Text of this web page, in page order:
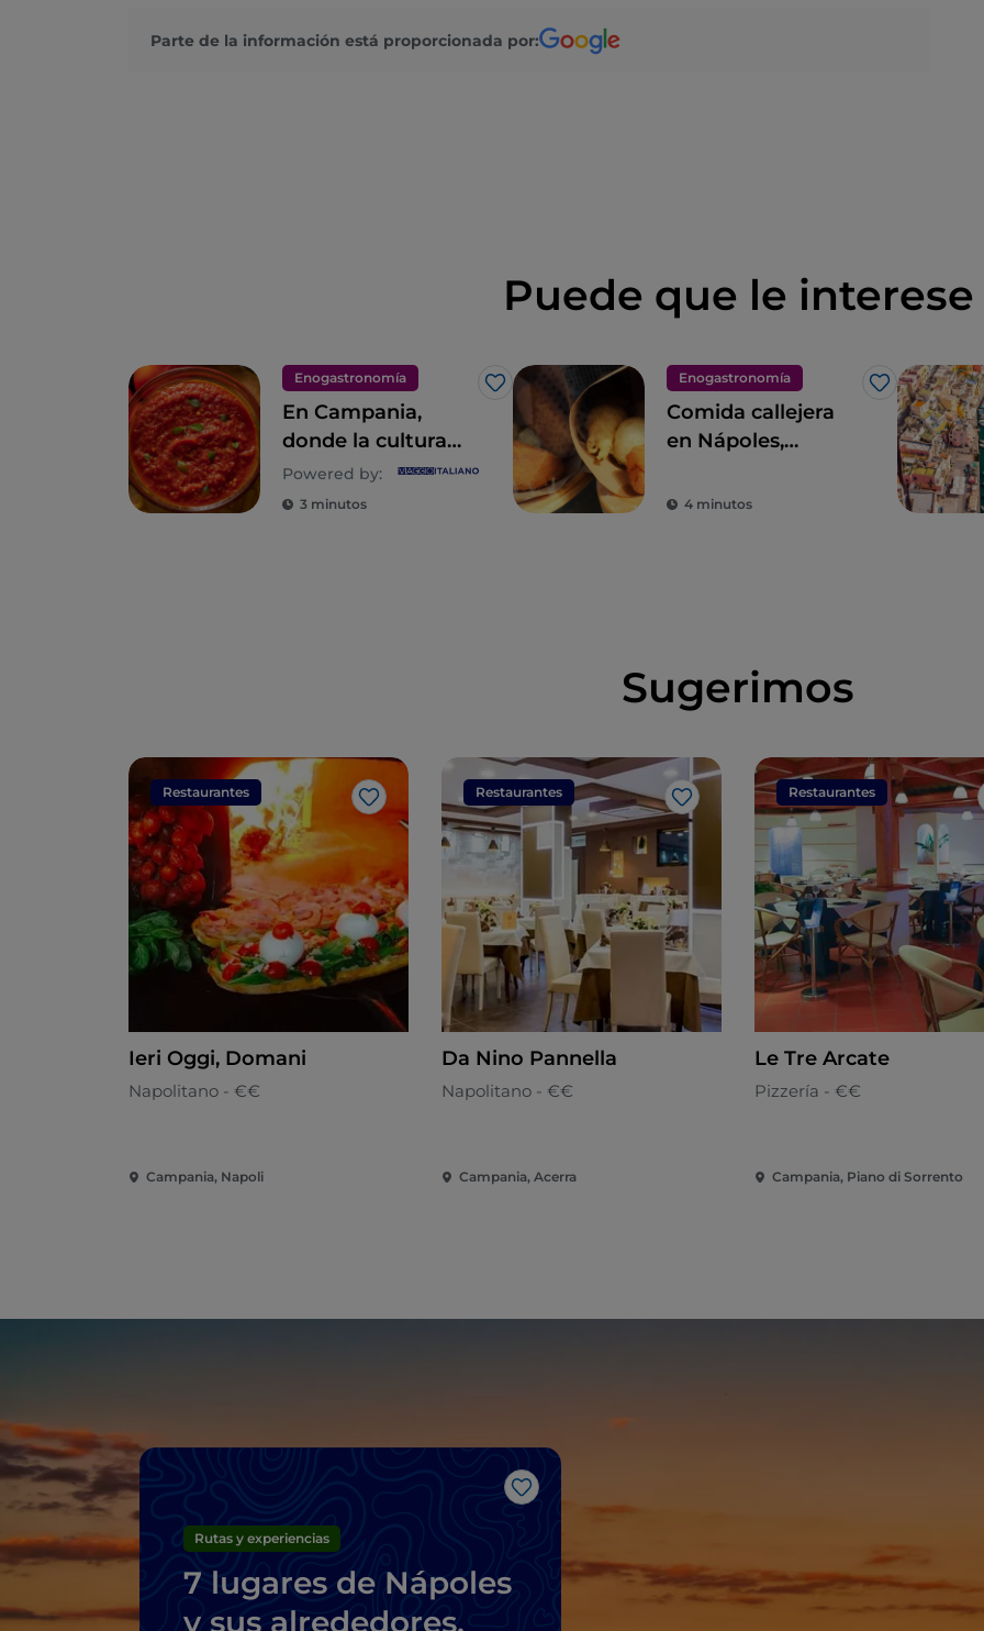
Parte de la información está proporcionada por:
Puede que le interese
Enogastronomía
Me gusta
En Campania,
donde la cultura
culinaria es un
estilo de vida
Powered by:
3 minutos
Enogastronomía
Me gusta
Comida callejera
en Nápoles,
las maravillas del
4 minutos
Sugerimos
Restaurantes
Me gusta
Ieri Oggi, Domani
Napolitano - €€
Campania, Napoli
Restaurantes
Me gusta
Da Nino Pannella
Napolitano - €€
Campania, Acerra
Restaurantes
Le Tre Arcate
Pizzería - €€
Campania, Piano di Sorrento
Me gusta
Rutas y experiencias
7 lugares de Nápoles
y sus alrededores,